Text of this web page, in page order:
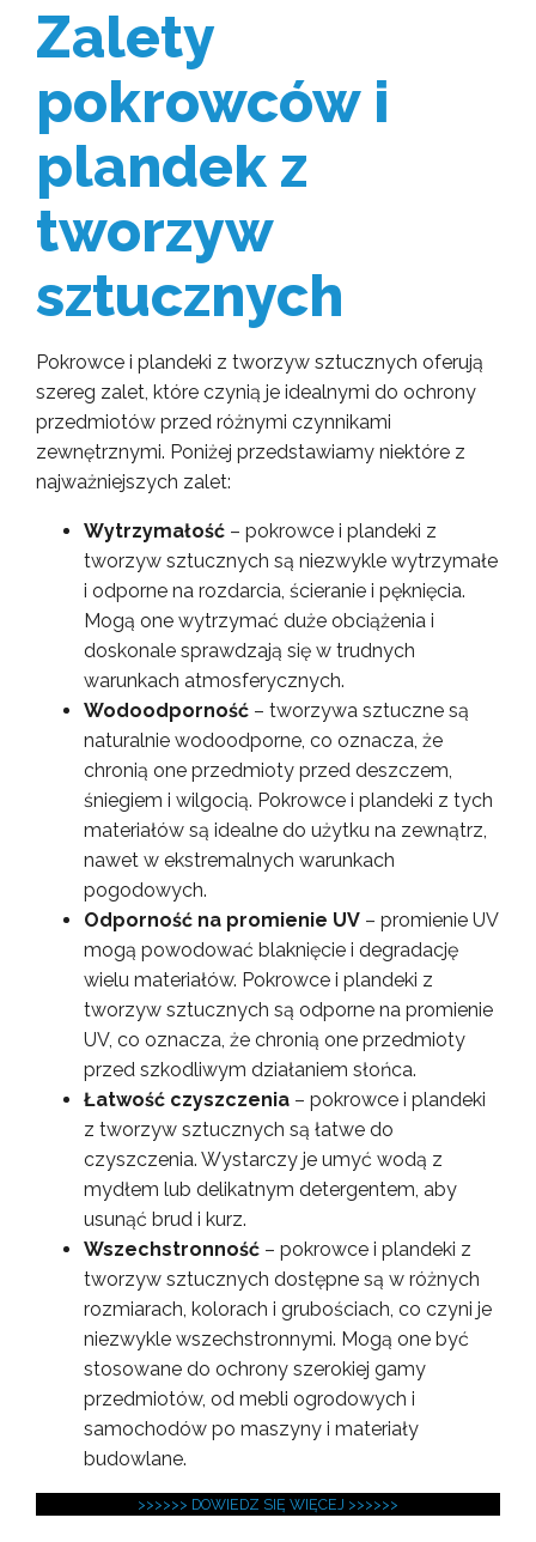
Zalety
pokrowców i
plandek z
tworzyw
sztucznych
Pokrowce i plandeki z tworzyw sztucznych oferują
szereg zalet, które czynią je idealnymi do ochrony
przedmiotów przed różnymi czynnikami
zewnętrznymi. Poniżej przedstawiamy niektóre z
najważniejszych zalet:
Wytrzymałość – pokrowce i plandeki z
tworzyw sztucznych są niezwykle wytrzymałe
i odporne na rozdarcia, ścieranie i pęknięcia.
Mogą one wytrzymać duże obciążenia i
doskonale sprawdzają się w trudnych
warunkach atmosferycznych.
Wodoodporność – tworzywa sztuczne są
naturalnie wodoodporne, co oznacza, że
chronią one przedmioty przed deszczem,
śniegiem i wilgocią. Pokrowce i plandeki z tych
materiałów są idealne do użytku na zewnątrz,
nawet w ekstremalnych warunkach
pogodowych.
Odporność na promienie UV – promienie UV
mogą powodować blaknięcie i degradację
wielu materiałów. Pokrowce i plandeki z
tworzyw sztucznych są odporne na promienie
UV, co oznacza, że chronią one przedmioty
przed szkodliwym działaniem słońca.
Łatwość czyszczenia – pokrowce i plandeki
z tworzyw sztucznych są łatwe do
czyszczenia. Wystarczy je umyć wodą z
mydłem lub delikatnym detergentem, aby
usunąć brud i kurz.
Wszechstronność – pokrowce i plandeki z
tworzyw sztucznych dostępne są w różnych
rozmiarach, kolorach i grubościach, co czyni je
niezwykle wszechstronnymi. Mogą one być
stosowane do ochrony szerokiej gamy
przedmiotów, od mebli ogrodowych i
samochodów po maszyny i materiały
budowlane.
>>>>>> DOWIEDZ SIĘ WIĘCEJ >>>>>>